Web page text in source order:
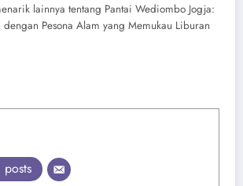
lainnya tentang Pantai Wediombo Jogja:
dengan Pesona Alam yang Memukau Liburan